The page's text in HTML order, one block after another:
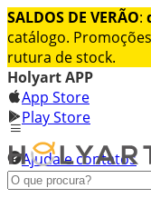
SALDOS DE VERÃO:
catálogo.
rutura de stock.
Holyart APP
App Store
Play Store
Ajuda e contatos
Conheça premium